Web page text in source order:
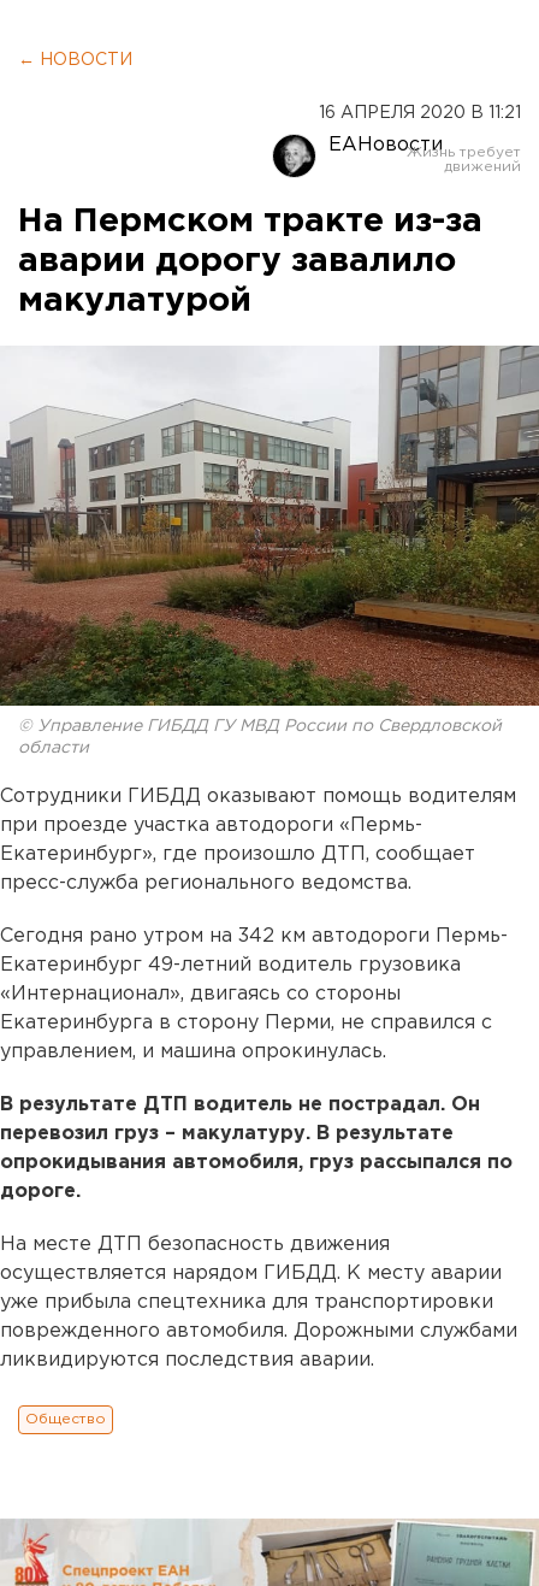
← НОВОСТИ
16 АПРЕЛЯ 2020 В 11:21
ЕАНовости
На Пермском тракте из-за
аварии дорогу завалило
макулатурой
© Управление ГИБДД ГУ МВД России по Свердловской
области
Сотрудники ГИБДД оказывают помощь водителям
при проезде участка автодороги «Пермь-
Екатеринбург», где произошло ДТП, сообщает
пресс-служба регионального ведомства.
Сегодня рано утром на 342 км автодороги Пермь-
Екатеринбург 49-летний водитель грузовика
«Интернационал», двигаясь со стороны
Екатеринбурга в сторону Перми, не справился с
управлением, и машина опрокинулась.
В результате ДТП водитель не пострадал. Он
перевозил груз – макулатуру. В результате
опрокидывания автомобиля, груз рассыпался по
дороге.
На месте ДТП безопасность движения
осуществляется нарядом ГИБДД. К месту аварии
уже прибыла спецтехника для транспортировки
поврежденного автомобиля. Дорожными службами
ликвидируются последствия аварии.
Общество